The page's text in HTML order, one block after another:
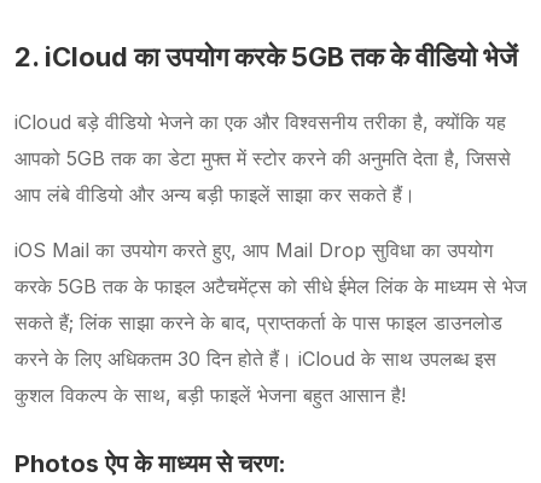
2. iCloud का उपयोग करके 5GB तक के वीडियो भेजें
iCloud बड़े वीडियो भेजने का एक और विश्वसनीय तरीका है, क्योंकि यह
आपको 5GB तक का डेटा मुफ्त में स्टोर करने की अनुमति देता है, जिससे
आप लंबे वीडियो और अन्य बड़ी फाइलें साझा कर सकते हैं।
iOS Mail का उपयोग करते हुए, आप Mail Drop सुविधा का उपयोग
करके 5GB तक के फाइल अटैचमेंट्स को सीधे ईमेल लिंक के माध्यम से भेज
सकते हैं; लिंक साझा करने के बाद, प्राप्तकर्ता के पास फाइल डाउनलोड
करने के लिए अधिकतम 30 दिन होते हैं। iCloud के साथ उपलब्ध इस
कुशल विकल्प के साथ, बड़ी फाइलें भेजना बहुत आसान है!
Photos ऐप के माध्यम से चरण: